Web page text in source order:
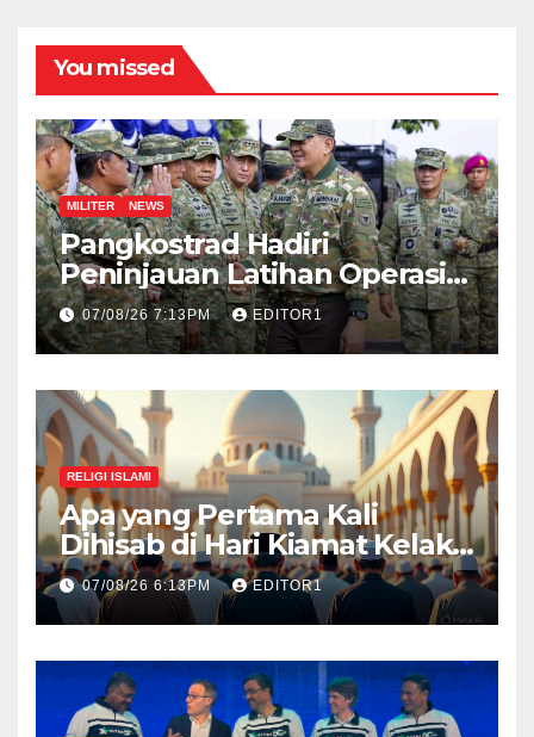
You missed
MILITER NEWS
Pangkostrad Hadiri
Peninjauan Latihan Operasi
Terintegrasi TNI 2026 di
Kepulauan Riau
07/08/26 7:13PM EDITOR1
RELIGI ISLAMI
Apa yang Pertama Kali
Dihisab di Hari Kiamat Kelak?,
Ini Jawabannya!
07/08/26 6:13PM EDITOR1